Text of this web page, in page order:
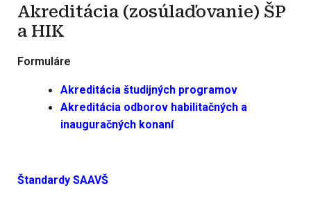
Akreditácia (zosúlaďovanie) ŠP
a HIK
Formuláre
Akreditácia študijných programov
Akreditácia odborov habilitačných a
inauguračných konaní
Štandardy SAAVŠ